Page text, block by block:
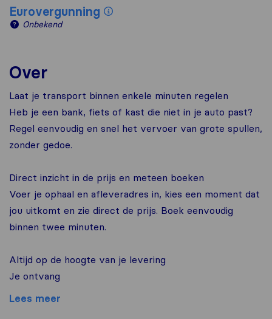
Eurovergunning
Onbekend
Over
Laat je transport binnen enkele minuten regelen
Heb je een bank, fiets of kast die niet in je auto past?
Regel eenvoudig en snel het vervoer van grote spullen,
zonder gedoe.
Direct inzicht in de prijs en meteen boeken
Voer je ophaal en afleveradres in, kies een moment dat
jou uitkomt en zie direct de prijs. Boek eenvoudig
binnen twee minuten.
Altijd op de hoogte van je levering
Je ontvang
Lees meer